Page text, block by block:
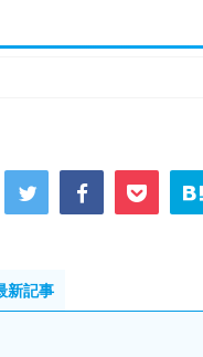
新記事